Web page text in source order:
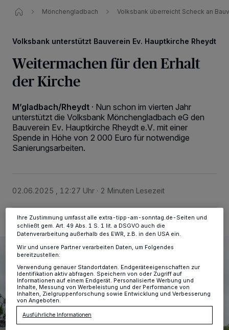
Mönchengladbach Volksbank überreicht Scheck an
Volksbank unterstützt Bauverein Ev. Hauptkirche Rheydt
Weitermachen für den Erhalt
der Kirche
M’gladbach/Rheydt · Nun schon im vierten Jahr
unterstützt die Volksbank Mönchengladbach eG den
Bauverein Ev. Hauptkirche Rheydt e.V. mit einer
Spende in Höhe von 2 000 Euro für notwendige
Sanierungsarbeiten.
02.06.2025 , 12:27 Uhr 2 Minuten Lesezeit
Wir und unsere 218-Partner speichern und greifen auf
personenbezogene Daten wie Browserdaten oder eindeutige
Kennungen auf Ihrem Gerät zu. Durch Auswahl von OK aktivieren Sie
Tracking-Technologien für die unter „Wir und unsere Partner
verarbeiten Daten, um Ihnen Dienste bereitzustellen“ aufgeführten
Einstellungen oder Ablehnen am unteren Rand der Webseite klicken.
Ihre Einstellungen gelten innerhalb unseres Website. Weitere
Ihre Zustimmung umfasst alle extra-tipp-am-sonntag.de-Seiten und
schließt gem. Art. 49 Abs. 1 S. 1 lit. a DSGVO auch die
Datenverarbeitung außerhalb des EWR, z.B. in den USA ein.
Wir und unsere Partner verarbeiten Daten, um Folgendes
bereitzustellen:
Verwendung genauer Standortdaten. Endgeräteeigenschaften zur
Identifikation aktiv abfragen. Speichern von oder Zugriff auf
Informationen auf einem Endgerät. Personalisierte Werbung und
Inhalte, Messung von Werbeleistung und der Performance von
Inhalten, Zielgruppenforschung sowie Entwicklung und Verbesserung
von Angeboten.
Ausführliche Informationen